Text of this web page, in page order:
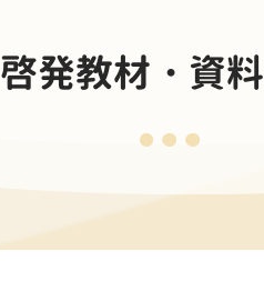
啓発教材・資